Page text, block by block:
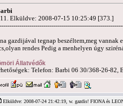
Elküldve: 2008-07-15 10:25:49 [373.]
gazdijával tegnap beszéltem,meg
rendes Pedig a menhelyen úgy
Állatvédők
Telefon: Barbi 06 30/368-26-82,
Elküldve: 2008-07-24 21:42:19, w. gazdis! FIONA és